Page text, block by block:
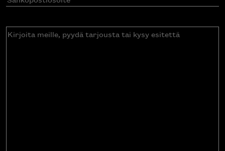
Kirjoita